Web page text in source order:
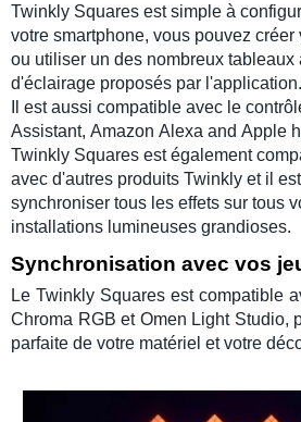
Twinkly Squares est simple à
votre smartphone, vous pouvez
ou utiliser un des nombreux tableaux
d'éclairage proposés par l'application.
Il est aussi compatible avec le
Assistant, Amazon Alexa and Apple
Twinkly Squares est également
avec d'autres produits Twinkly et il
synchroniser tous les effets sur tous
installations lumineuses grandioses.
Synchronisation avec vos
Le Twinkly Squares est compatible
Chroma RGB et Omen Light Studio,
parfaite de votre matériel et votre